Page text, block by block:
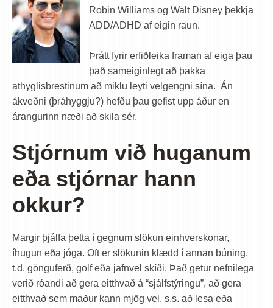
Robin Williams og Walt Disney þekkja
ADD/ADHD af eigin raun.
Þrátt fyrir erfiðleika framan af eiga þau
það sameiginlegt að þakka
athyglisbrestinum að miklu leyti velgengni sína. Án
ákveðni (þráhyggju?) hefðu þau gefist upp áður en
árangurinn næði að skila sér.
Stjórnum við huganum
eða stjórnar hann
okkur?
Margir þjálfa þetta í gegnum slökun einhverskonar,
íhugun eða jóga. Oft er slökunin klædd í annan búning,
t.d. gönguferð, golf eða jafnvel skíði. Það getur nefnilega
verið róandi að gera eitthvað á “sjálfstýringu”, að gera
eitthvað sem maður kann mjög vel, s.s. að lesa eða